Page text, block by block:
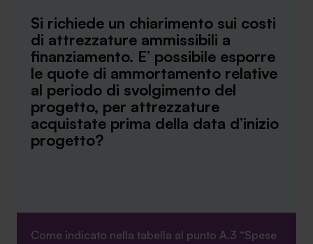
Si richiede un chiarimento sui costi
di attrezzature ammissibili a
finanziamento. E’ possibile esporre
le quote di ammortamento relative
al periodo di svolgimento del
progetto, per attrezzature
acquistate prima della data d’inizio
progetto?
Come indicato nella tabella al punto A.3 “Spese